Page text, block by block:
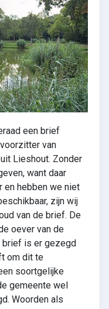
een brief
van
Lieshout. Zonder
want daar
en hebben we niet
zijn wij
van de brief. De
oever van de
brief is er gezegd
om dit te
soortgelijke
gemeente wel
Woorden als